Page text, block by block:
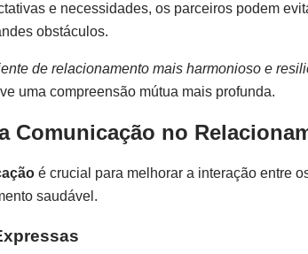
e necessidades, os parceiros podem
obstáculos.
de relacionamento mais harmonioso e
uma compreensão mútua mais profunda.
Comunicação no
é crucial para melhorar a interação entre
saudável.